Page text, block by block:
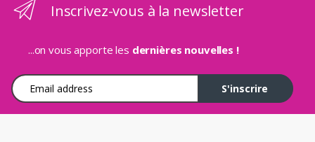
Inscrivez-vous à la newsletter
...on vous apporte les dernières nouvelles !
Adresse e-mail
S'inscrire